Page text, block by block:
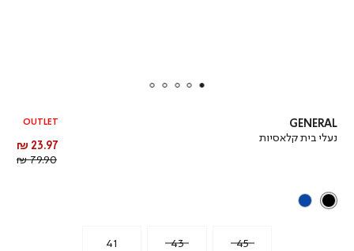
GENERAL
נעלי בית קלאסיות
OUTLET
מחיר
מוצר
23.97 ₪
79.90 ₪
41 43 45